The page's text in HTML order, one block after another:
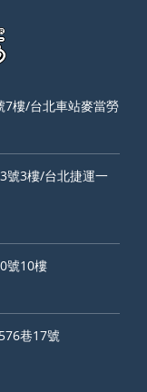
7樓/台北車站麥當勞
號3樓/台北捷運一
號10樓
巷17號